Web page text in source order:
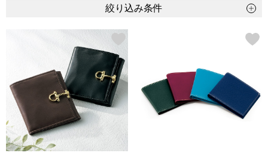
ダーウェア
トップス
Tシャツ／カッ
絞り込み条件